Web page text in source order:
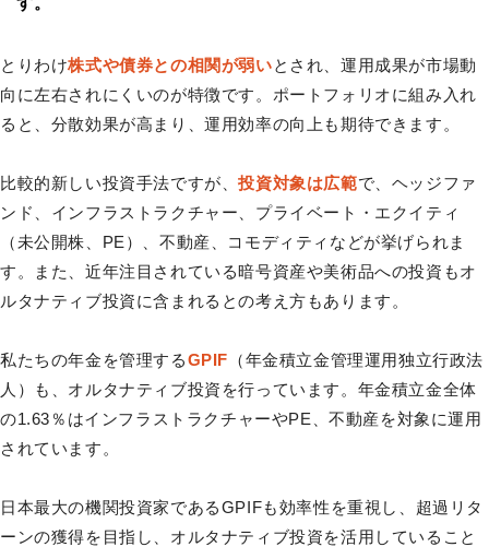
とりわけ株式や債券との相関が弱いとされ、運用成果が市場動
向に左右されにくいのが特徴です。ポートフォリオに組み入れ
ると、分散効果が高まり、運用効率の向上も期待できます。
比較的新しい投資手法ですが、投資対象は広範で、ヘッジファ
ンド、インフラストラクチャー、プライベート・エクイティ
（未公開株、PE）、不動産、コモディティなどが挙げられま
す。また、近年注目されている暗号資産や美術品への投資もオ
ルタナティブ投資に含まれるとの考え方もあります。
私たちの年金を管理するGPIF （年金積立金管理運用独立行政法
人）も、オルタナティブ投資を行っています。年金積立金全体
の1.63％はインフラストラクチャーやPE、不動産を対象に運用
されています。
日本最大の機関投資家であるGPIFも効率性を重視し、超過リタ
ーンの獲得を目指し、オルタナティブ投資を活用していること